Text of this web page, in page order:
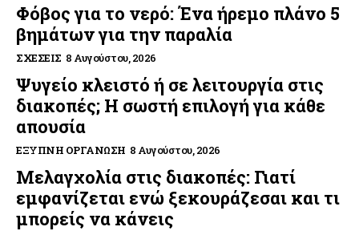
Φόβος για το νερό: Ένα ήρεμο πλάνο 5
βημάτων για την παραλία
ΣΧΈΣΕΙΣ 8 Αυγούστου, 2026
Ψυγείο κλειστό ή σε λειτουργία στις
διακοπές; Η σωστή επιλογή για κάθε
απουσία
ΈΞΥΠΝΗ ΟΡΓΆΝΩΣΗ 8 Αυγούστου, 2026
Μελαγχολία στις διακοπές: Γιατί
εμφανίζεται ενώ ξεκουράζεσαι και τι
μπορείς να κάνεις